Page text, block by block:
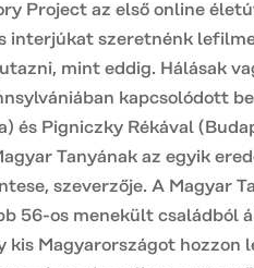
Project az első online
interjúkat szeretnénk
mint eddig. Hálásak
kapcsolódott
és Pigniczky Rékával
Tanyának az egyik
szeverzője. A Magyar
56-os menekült családból
kis Magyarországot hozzon